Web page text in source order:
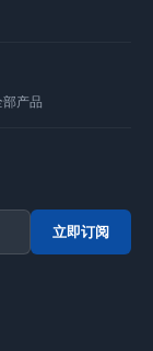
产品
立即订阅